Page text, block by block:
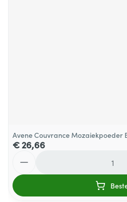
Avene Couvrance Mozaiekpoeder
€ 26,66